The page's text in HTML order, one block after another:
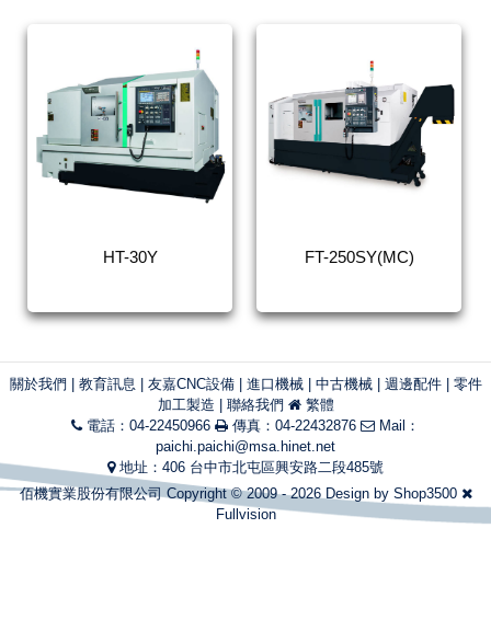
HT-30Y FT-250SY(MC)
關於我們 教育訊息 友嘉CNC設備| 進口機械| 中古機械| 週邊配件| 零件
加工製造
聯絡我們
繁體
電話：04-22450966
傳真：04-22432876
Mail：
paichi.paichi@msa.hinet.net
地址：406 台中市北屯區興安路二段485號
佰機實業股份有限公司 Copyright © 2009 - 2026 Design by Shop3500
Fullvision